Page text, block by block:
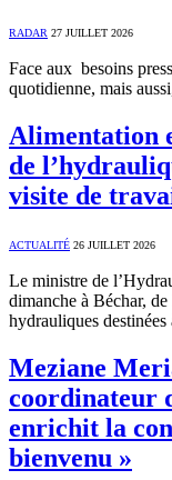
RADAR 27 JUILLET 2026
Face aux besoins
quotidienne, mais
Alimentation
de
visite de
ACTUALITÉ 26 JUILLET 2026
Le ministre de
dimanche à Béchar, de
hydrauliques
Meziane
coordinateur
enrichit la
bienvenu »